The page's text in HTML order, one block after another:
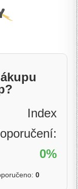
Index
0%
0